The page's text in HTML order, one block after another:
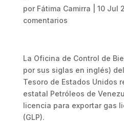
por Fátima Camirra 10 Jul
comentarios
La Oficina de Control de
por sus siglas en inglés)
Tesoro de Estados Unidos
estatal Petróleos de
licencia para exportar gas
(GLP).